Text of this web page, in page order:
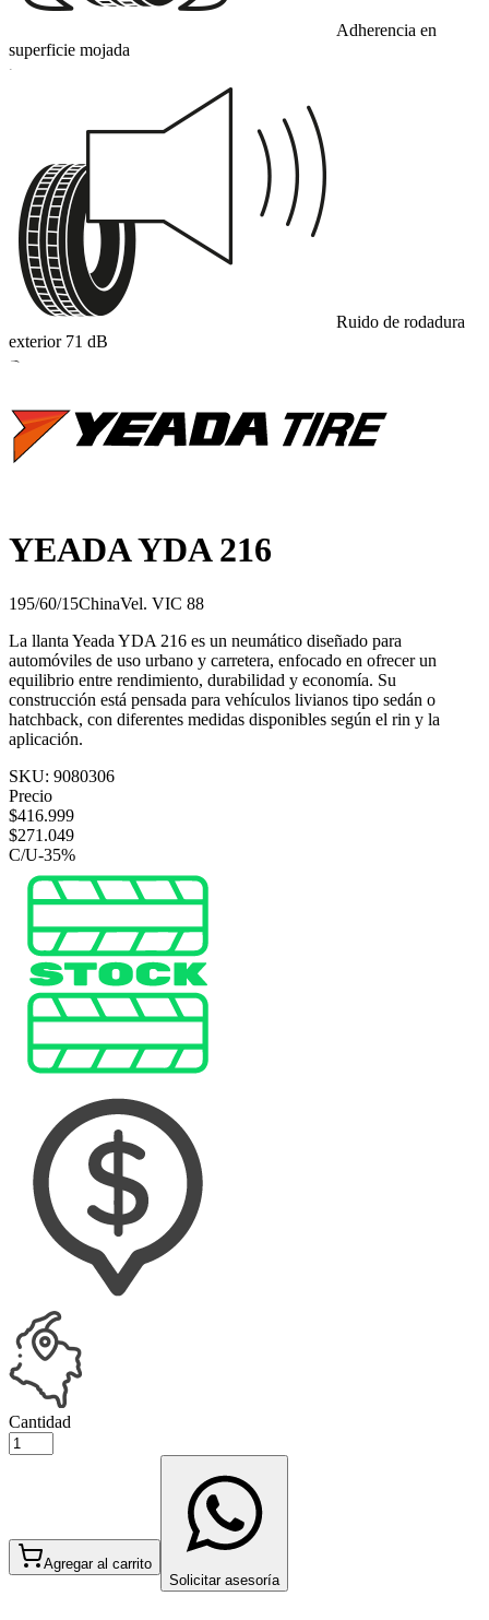
Adherencia en
superficie mojada
C
Ruido de rodadura
exterior 71 dB
B
YEADA YDA 216
195/60/15ChinaVel. VIC 88
La llanta Yeada YDA 216 es un neumático diseñado para
automóviles de uso urbano y carretera, enfocado en ofrecer un
equilibrio entre rendimiento, durabilidad y economía. Su
construcción está pensada para vehículos livianos tipo sedán o
hatchback, con diferentes medidas disponibles según el rin y la
aplicación.
SKU: 9080306
Precio
$416.999
$271.049
C/U-35%
Cantidad
Agregar al carrito
Solicitar asesoría